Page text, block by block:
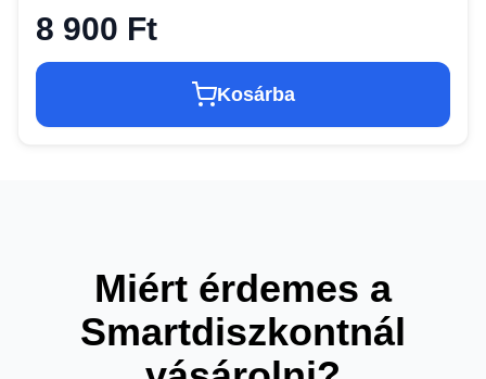
8 900 Ft
Kosárba
Miért érdemes a
Smartdiszkontnál